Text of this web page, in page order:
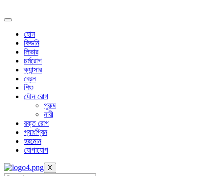
to
হোম
কিডনি
লিভার
চর্মরোগ
ক্যান্সার
ব্রেন
শিশু
যৌন রোগ
পুরুষ
নারী
রক্ত রোগ
গ্যাংগ্রিন
হরমোন
যোগাযোগ
X